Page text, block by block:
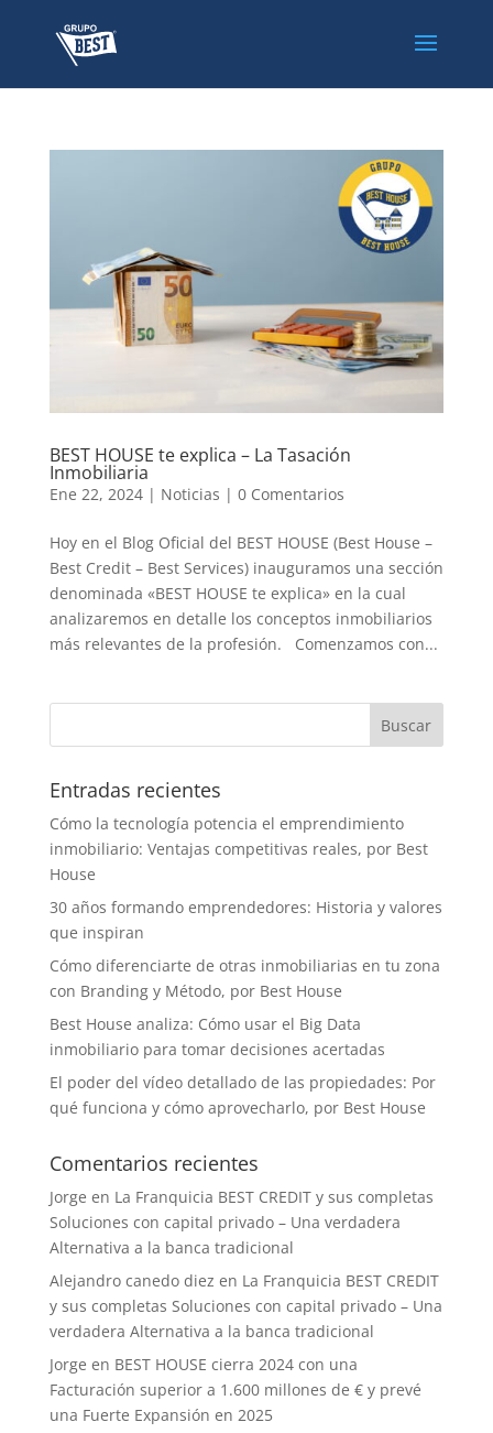
BEST HOUSE te explica – La Tasación
Inmobiliaria
Ene 22, 2024| Noticias | 0 Comentarios
Hoy en el Blog Oficial del BEST HOUSE (Best House –
Best Credit – Best Services) inauguramos una sección
denominada «BEST HOUSE te explica» en la cual
analizaremos en detalle los conceptos inmobiliarios
más relevantes de la profesión. Comenzamos con...
Entradas recientes
Cómo la tecnología potencia el emprendimiento
inmobiliario: Ventajas competitivas reales, por Best
House
30 años formando emprendedores: Historia y valores
que inspiran
Cómo diferenciarte de otras inmobiliarias en tu zona
con Branding y Método, por Best House
Best House analiza: Cómo usar el Big Data
inmobiliario para tomar decisiones acertadas
El poder del vídeo detallado de las propiedades: Por
qué funciona y cómo aprovecharlo, por Best House
Comentarios recientes
Jorge en La Franquicia BEST CREDIT y sus completas
Soluciones con capital privado – Una verdadera
Alternativa a la banca tradicional
Alejandro canedo diez en La Franquicia BEST CREDIT
y sus completas Soluciones con capital privado – Una
verdadera Alternativa a la banca tradicional
Jorge en BEST HOUSE cierra 2024 con una
Facturación superior a 1.600 millones de € y prevé
una Fuerte Expansión en 2025